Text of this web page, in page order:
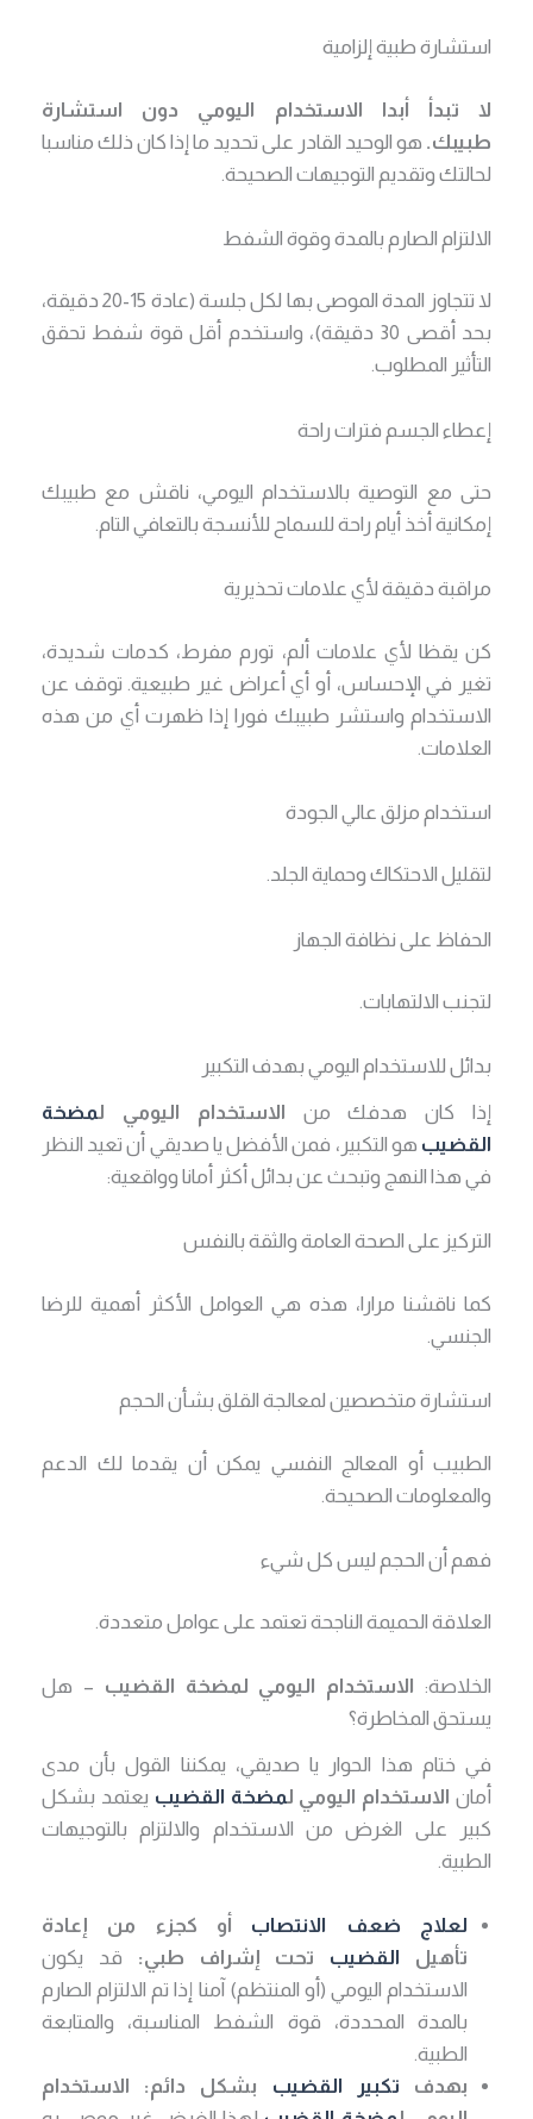
استشارة طبية إلزامية
لا تبدأ أبدا الاستخدام اليومي دون استشارة
طبيبك. هو الوحيد القادر على تحديد ما إذا كان ذلك مناسبا
لحالتك وتقديم التوجيهات الصحيحة.
الالتزام الصارم بالمدة وقوة الشفط
لا تتجاوز المدة الموصى بها لكل جلسة (عادة 15-20 دقيقة،
بحد أقصى 30 دقيقة)، واستخدم أقل قوة شفط تحقق
التأثير المطلوب.
إعطاء الجسم فترات راحة
حتى مع التوصية بالاستخدام اليومي، ناقش مع طبيبك
إمكانية أخذ أيام راحة للسماح للأنسجة بالتعافي التام.
مراقبة دقيقة لأي علامات تحذيرية
كن يقظا لأي علامات ألم، تورم مفرط، كدمات شديدة،
تغير في الإحساس، أو أي أعراض غير طبيعية. توقف عن
الاستخدام واستشر طبيبك فورا إذا ظهرت أي من هذه
العلامات.
استخدام مزلق عالي الجودة
لتقليل الاحتكاك وحماية الجلد.
الحفاظ على نظافة الجهاز
لتجنب الالتهابات.
بدائل للاستخدام اليومي بهدف التكبير
إذا كان هدفك من الاستخدام اليومي لمضخة
القضيب هو التكبير، فمن الأفضل يا صديقي أن تعيد النظر
في هذا النهج وتبحث عن بدائل أكثر أمانا وواقعية:
التركيز على الصحة العامة والثقة بالنفس
كما ناقشنا مرارا، هذه هي العوامل الأكثر أهمية للرضا
الجنسي.
استشارة متخصصين لمعالجة القلق بشأن الحجم
الطبيب أو المعالج النفسي يمكن أن يقدما لك الدعم
والمعلومات الصحيحة.
فهم أن الحجم ليس كل شيء
العلاقة الحميمة الناجحة تعتمد على عوامل متعددة.
الخلاصة: الاستخدام اليومي لمضخة القضيب – هل
يستحق المخاطرة؟
في ختام هذا الحوار يا صديقي، يمكننا القول بأن مدى
أمان الاستخدام اليومي لمضخة القضيب يعتمد بشكل
كبير على الغرض من الاستخدام والالتزام بالتوجيهات
الطبية.
لعلاج ضعف الانتصاب أو كجزء من إعادة
تأهيل القضيب تحت إشراف طبي: قد يكون
الاستخدام اليومي (أو المنتظم) آمنا إذا تم الالتزام الصارم
بالمدة المحددة، قوة الشفط المناسبة، والمتابعة
الطبية.
بهدف تكبير القضيب بشكل دائم:
الاستخدام